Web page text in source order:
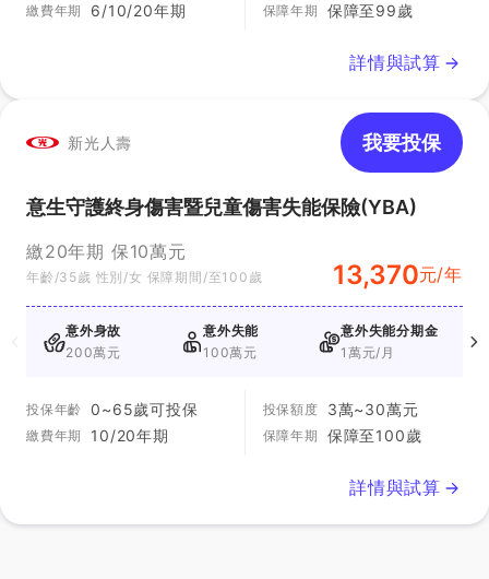
繳費年期 6/10/20年期 保障年期 保障至99歲
詳情與試算
新光人壽 我要投保
意生守護終身傷害暨兒童傷害失能保險(YBA)
繳20年期 保10萬元
年齡/35歲 性別/女 保障期間/至100歲 13,370元/年
意外身故
200萬元
意外失能
100萬元
意外失能分期金
1萬元/月
投保年齡 0~65歲可投保
繳費年期 10/20年期
投保額度 3萬~30萬元
保障年期 保障至100歲
詳情與試算